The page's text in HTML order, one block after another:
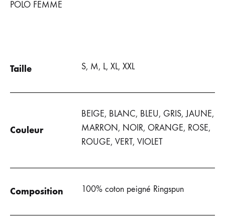
POLO FEMME
Taille S, M, L, XL, XXL
Couleur
BEIGE, BLANC, BLEU, GRIS, JAUNE,
MARRON, NOIR, ORANGE, ROSE,
ROUGE, VERT, VIOLET
Composition 100% coton peigné Ringspun